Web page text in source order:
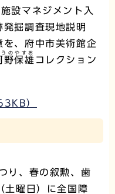
設マネジメント入
掘調査現地説明
、府中市美術館企
野保雄
うのやすお
コレクション
）
り、春の叙勲、歯
土曜日）に全国障